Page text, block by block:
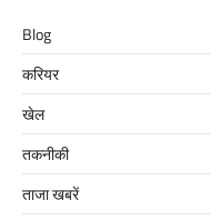
Blog
करियर
खेल
तकनीकी
ताजा खबरें